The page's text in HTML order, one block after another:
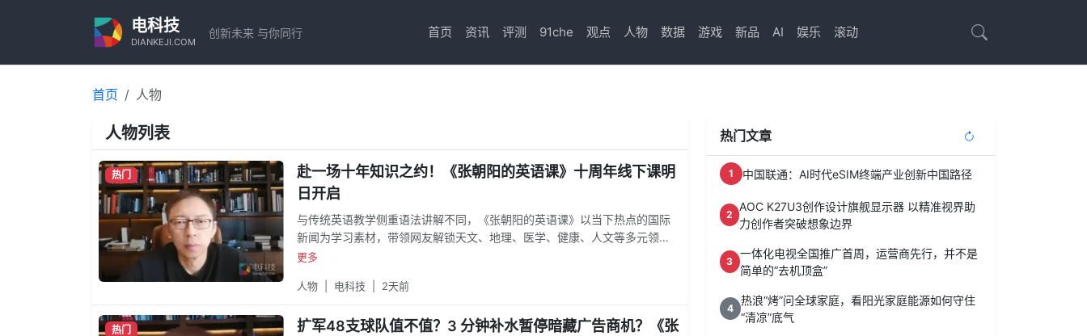
电科技
DIANKEJI.COM
创新未来 与你同行 首页 资讯 评测 91che 观点 人物 数据 游戏 新品 AI 娱乐 滚动
首页 人物
人物列表
热门
赴一场十年知识之约！《张朝阳的英语课》十周年线下课明
日开启
与传统英语教学侧重语法讲解不同，《张朝阳的英语课》以当下热点的国际
新闻为学习素材，带领网友解锁天文、地理、医学、健康、人文等多元领
域，兼具深度与广度。直播中，张朝阳通过实时手写英文、逐词逐句精读英
时拓宽全球视野，真正实现语言学习与全球动态的同频共振。
更多
人物 电科技 2天前
热门
扩军48支球队值不值？3 分钟补水暂停暗藏广告商机？《张
热门文章
1 中国联通：AI时代eSIM终端产业创新中国路径
2
AOC K27U3创作设计旗舰显示器 以精准视界助
力创作者突破想象边界
3
一体化电视全国推广首周，运营商先行，并不是
简单的“去机顶盒”
4
热浪“烤”问全球家庭，看阳光家庭能源如何守住
“清凉”底气